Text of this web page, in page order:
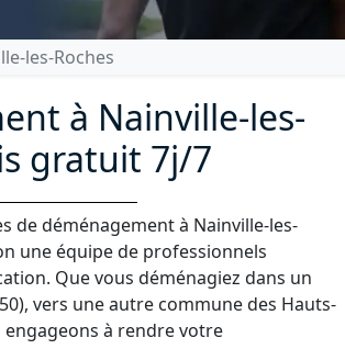
les-Roches
à Nainville-les-
gratuit 7j/7
de déménagement à Nainville-les-
une équipe de professionnels
Que vous déménagiez dans un
vers une autre commune des Hauts-
engageons à rendre votre